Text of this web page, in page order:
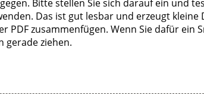
Bitte stellen Sie sich darauf ein und
Das ist gut lesbar und erzeugt
PDF zusammenfügen. Wenn Sie dafür
gerade ziehen.